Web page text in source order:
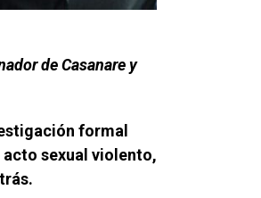
de Casanare y
formal
sexual violento,